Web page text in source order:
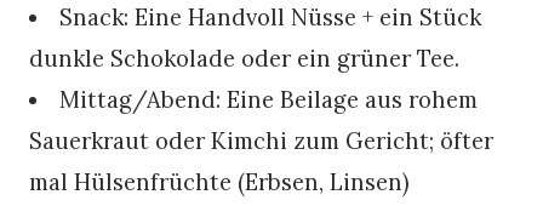
Snack: Eine Handvoll Nüsse + ein Stück
dunkle Schokolade oder ein grüner Tee.
Mittag/Abend: Eine Beilage aus rohem
Sauerkraut oder Kimchi zum Gericht; öfter
mal Hülsenfrüchte (Erbsen, Linsen)